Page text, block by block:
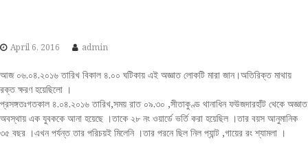
p
o
c
o
n
t
April 6, 2016 admin
আজ ০৬.০৪.২০১৬ তারিখ বিকাল ৪.০০ ঘটিকায় এই অজ্ঞাত লোকটি মারা জান।অতিরিক্ত মাথায়
রক্ত ক্ষরণ হয়েছিলো ।
প্রসঙ্গতঃগতকাল ৪.০৪.২০১৬ তারিখ,সময় রাত ০৯.৩০ ,সীতাকুণ্ড থানাধিন ফউজদারহাঁট থেকে অজ্ঞাত
অবস্থায় এক যুবককে আনা হয়েছে ।তাকে ২৮ নং ওয়ার্ডে ভর্তি করা হয়েছিল ।তার বয়স আনুমানিক
৩৫ বছর ।এখন পর্যন্ত তার পরিচয়ই মিলেনি ।তার পরনে ছিল নিল প্যান্ট ,গায়ের রং শ্যামলা ।